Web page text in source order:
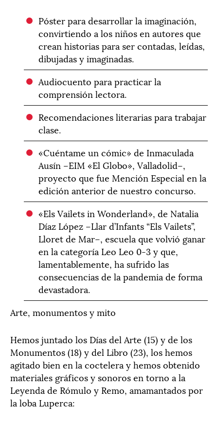
Póster para desarrollar la imaginación,
convirtiendo a los niños en autores que
crean historias para ser contadas, leídas,
dibujadas y imaginadas.
Audiocuento para practicar la
comprensión lectora.
Recomendaciones literarias para trabajar
clase.
«Cuéntame un cómic» de Inmaculada
Ausín –EIM «El Globo», Valladolid–,
proyecto que fue Mención Especial en la
edición anterior de nuestro concurso.
«Els Vailets in Wonderland», de Natalia
Díaz López –Llar d’Infants “Els Vailets”,
Lloret de Mar–, escuela que volvió ganar
en la categoría Leo Leo 0-3 y que,
lamentablemente, ha sufrido las
consecuencias de la pandemia de forma
devastadora.
Arte, monumentos y mito
Hemos juntado los Días del Arte (15) y de los
Monumentos (18) y del Libro (23), los hemos
agitado bien en la coctelera y hemos obtenido
materiales gráficos y sonoros en torno a la
Leyenda de Rómulo y Remo, amamantados por
la loba Luperca: